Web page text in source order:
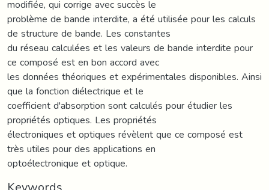
modifiée, qui corrige avec succès le
problème de bande interdite, a été utilisée pour les calculs
de structure de bande. Les constantes
du réseau calculées et les valeurs de bande interdite pour
ce composé est en bon accord avec
les données théoriques et expérimentales disponibles. Ainsi
que la fonction diélectrique et le
coefficient d'absorption sont calculés pour étudier les
propriétés optiques. Les propriétés
électroniques et optiques révèlent que ce composé est
très utiles pour des applications en
optoélectronique et optique.